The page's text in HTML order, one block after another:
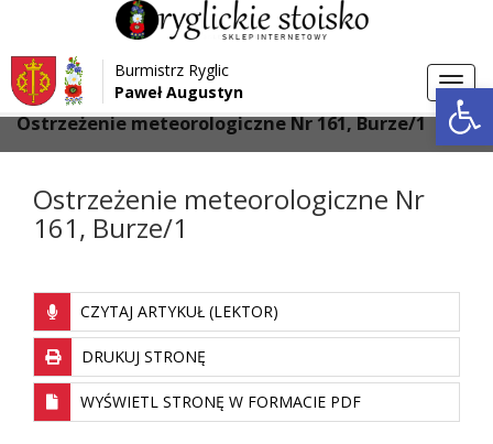
Przejdź do menu
Przejdź do głównej treści strony
Przejdź do stopki strony
Burmistrz Ryglic
Paweł Augustyn
Strona główna > Aktualności
Ostrzeżenie meteorologiczne Nr 161, Burze/1
Ostrzeżenie meteorologiczne Nr
161, Burze/1
CZYTAJ ARTYKUŁ (LEKTOR)
DRUKUJ STRONĘ
WYŚWIETL STRONĘ W FORMACIE PDF